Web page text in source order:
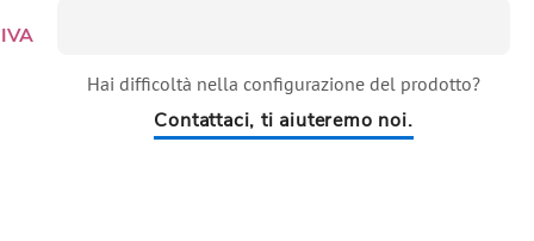
Hai difficoltà nella configurazione del prodotto?
Contattaci, ti aiuteremo noi.